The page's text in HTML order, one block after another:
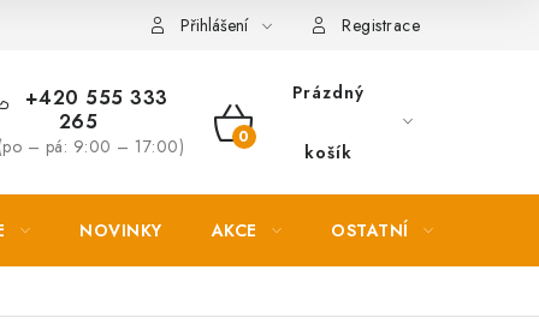
Přihlášení Registrace
+420 555 333
265
– pá: 9:00 – 17:00)
NÁKUPNÍ
Prázdný
košík
NOVINKY AKCE OSTATNÍ